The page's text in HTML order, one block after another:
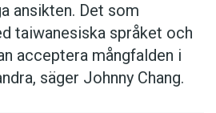
ansikten. Det som
taiwanesiska språket och
acceptera mångfalden i
säger Johnny Chang.